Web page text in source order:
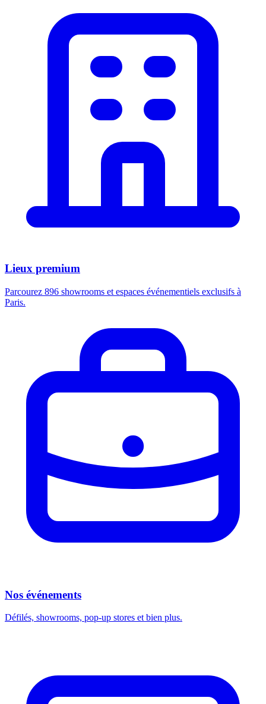
Lieux premium
Parcourez 896 showrooms et espaces événementiels exclusifs à
Paris.
Nos événements
Défilés, showrooms, pop-up stores et bien plus.